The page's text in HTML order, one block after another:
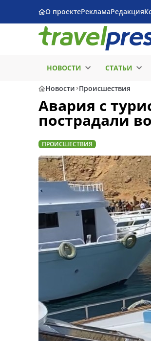
О проектеРекламаРедакция
НОВОСТИ СТАТЬИ
Новости Происшествия
Авария с
пострадали
ПРОИСШЕСТВИЯ